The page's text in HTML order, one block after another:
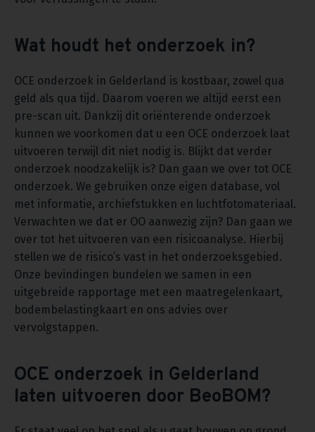
Wat houdt het onderzoek in?
OCE onderzoek in Gelderland is kostbaar, zowel qua
geld als qua tijd. Daarom voeren we altijd eerst een
pre-scan uit. Dankzij dit oriënterende onderzoek
kunnen we voorkomen dat u een OCE onderzoek laat
uitvoeren terwijl dit niet nodig is. Blijkt dat verder
onderzoek noodzakelijk is? Dan gaan we over tot OCE
onderzoek. We gebruiken onze eigen database, vol
met informatie, archiefstukken en luchtfotomateriaal.
Verwachten we dat er OO aanwezig zijn? Dan gaan we
over tot het uitvoeren van een risicoanalyse. Hierbij
stellen we de risico’s vast in het onderzoeksgebied.
Onze bevindingen bundelen we samen in een
uitgebreide rapportage met een maatregelenkaart,
bodembelastingkaart en ons advies over
vervolgstappen.
OCE onderzoek in Gelderland
laten uitvoeren door BeoBOM?